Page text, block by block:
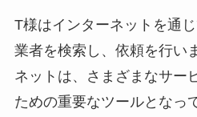
T様はインターネットを通
業者を検索し、依頼を行い
ネットは、さまざまなサー
ための重要なツールとなっ